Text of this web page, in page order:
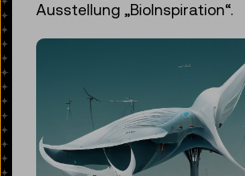
Ausstellung „BioInspiration“.